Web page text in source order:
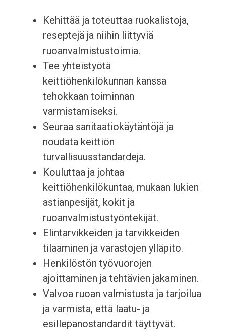
Kehittää ja toteuttaa ruokalistoja,
reseptejä ja niihin liittyviä
ruoanvalmistustoimia.
Tee yhteistyötä
keittiöhenkilökunnan kanssa
tehokkaan toiminnan
varmistamiseksi.
Seuraa sanitaatiokäytäntöjä ja
noudata keittiön
turvallisuusstandardeja.
Kouluttaa ja johtaa
keittiöhenkilökuntaa, mukaan lukien
astianpesijät, kokit ja
ruoanvalmistustyöntekijät.
Elintarvikkeiden ja tarvikkeiden
tilaaminen ja varastojen ylläpito.
Henkilöstön työvuorojen
ajoittaminen ja tehtävien jakaminen.
Valvoa ruoan valmistusta ja tarjoilua
ja varmista, että laatu- ja
esillepanostandardit täyttyvät.